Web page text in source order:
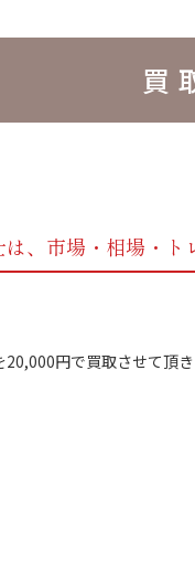
買
、市場・相場・ト